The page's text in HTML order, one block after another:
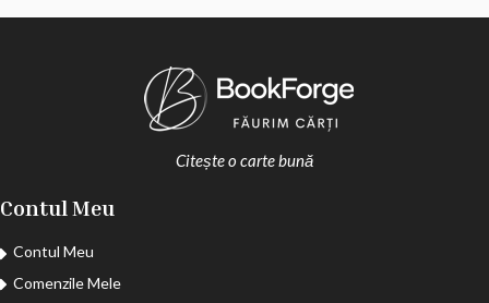
Citește o carte bună
Contul Meu
Contul Meu
Comenzile Mele